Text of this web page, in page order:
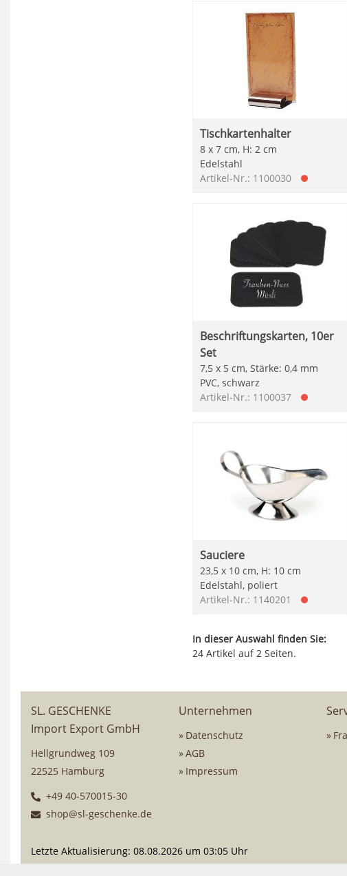
Tischkartenhalter
8 x 7 cm, H: 2 cm
Edelstahl
Artikel-Nr.: 1100030
Beschriftungskarten, 10er
Set
7,5 x 5 cm, Stärke: 0,4 mm
PVC, schwarz
Artikel-Nr.: 1100037
Sauciere
23,5 x 10 cm, H: 10 cm
Edelstahl, poliert
Artikel-Nr.: 1140201
In dieser Auswahl finden Sie:
24 Artikel auf 2 Seiten.
SL. GESCHENKE
Import Export GmbH
Hellgrundweg 109
22525 Hamburg
+49 40-570015-30
shop@sl-geschenke.de
Unternehmen
Datenschutz
AGB
Impressum
Letzte Aktualisierung: 08.08.2026 um 03:05 Uhr